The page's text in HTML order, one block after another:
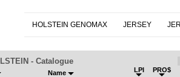
HOLSTEIN GENOMAX JERSEY
- Catalogue
Name LPI PRO$